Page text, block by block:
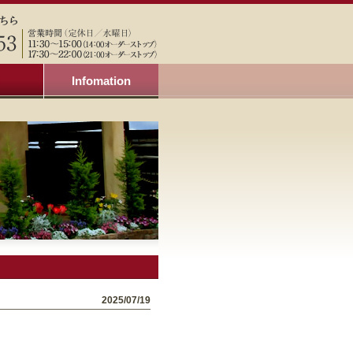
Infomation
2025/07/19